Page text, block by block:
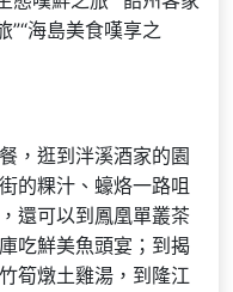
”“海島美食嘆享之
，逛到泮溪酒家的園
的粿汁、蠔烙一路咀
還可以到鳳凰單叢茶
吃鮮美魚頭宴；到揭
筍燉土雞湯，到隆江